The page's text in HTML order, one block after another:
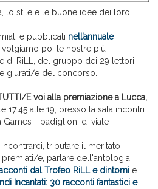
lo stile e le buone idee dei loro
e pubblicati nell’annuale
poi le nostre più
di RiLL, del gruppo dei 29 lettori-
giurati/e del concorso.
E voi alla premiazione a Lucca,
17:45 alle 19, presso la sala incontri
Games - padiglioni di viale
tributare il meritato
e, parlare dell'antologia
dal Trofeo RiLL e dintorni e
Incantati: 30 racconti fantastici e